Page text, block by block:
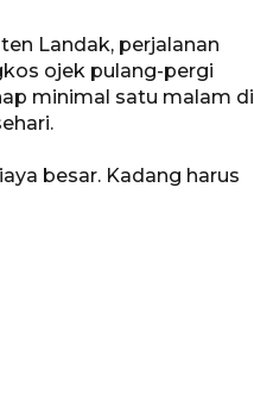
Landak, perjalanan
ojek pulang-pergi
minimal satu malam di
besar. Kadang harus